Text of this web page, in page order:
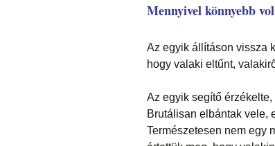
Mennyivel könnyebb
Az egyik állításon vissza
hogy valaki eltűnt,
Az egyik segítő
Brutálisan elbántak vele,
Természetesen nem egy